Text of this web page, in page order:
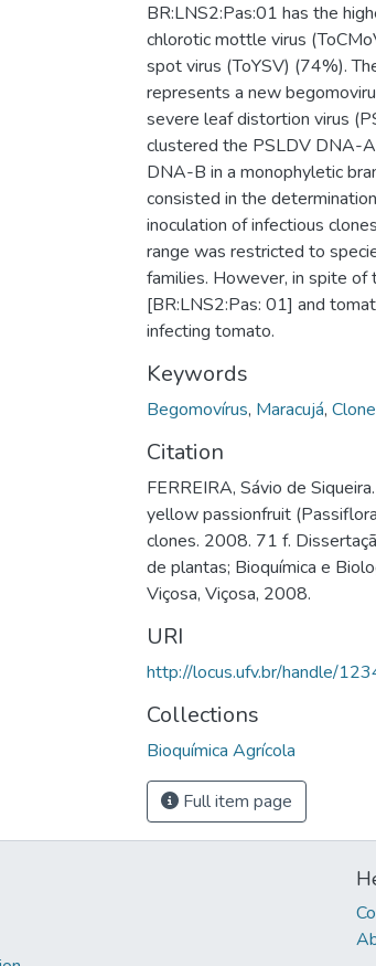
BR:LNS2:Pas:01 has the
chlorotic mottle virus
spot virus (ToYSV) (74%).
represents a new
severe leaf distortion virus
clustered the PSLDV DNA-A
DNA-B in a monophyletic
consisted in the
inoculation of infectious
range was restricted to
families. However, in spite
[BR:LNS2:Pas: 01] and
infecting tomato.
Keywords
Begomovírus, Maracujá,
Citation
FERREIRA, Sávio de
yellow passionfruit
clones. 2008. 71 f.
de plantas; Bioquímica e
Viçosa, Viçosa, 2008.
URI
http://locus.ufv.br/handle/
Collections
Bioquímica Agrícola
Full item page